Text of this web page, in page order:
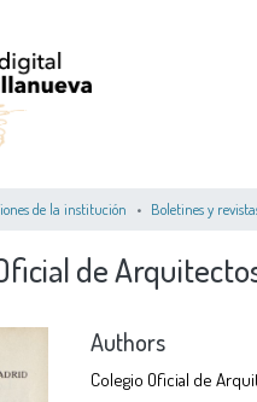
de la institución Boletines y
de Arquitectos
Authors
Colegio Oficial de